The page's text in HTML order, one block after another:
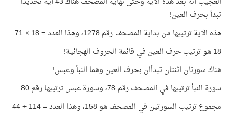
تبدأ بحرف العين!
هذه الآية ترتيبها من بداية المصحف رقم 1278، وهذا العدد = 18 × 71
18 هو ترتيب حرف العين في قائمة الحروف الهجائية!
هناك سورتان اثنتان تبدأان بحرف العين وهما النبأ وعبس!
سورة النبأ ترتيبها في المصحف رقم 78، وسورة عبس ترتيبها رقم 80
مجموع ترتيب السورتين في المصحف هو 158، وهذا العدد = 114 + 44